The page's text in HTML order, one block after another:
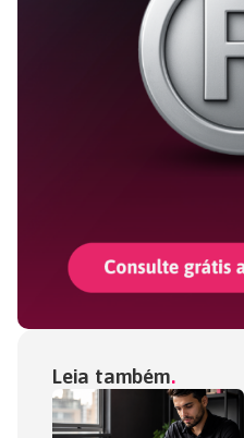
Leia também